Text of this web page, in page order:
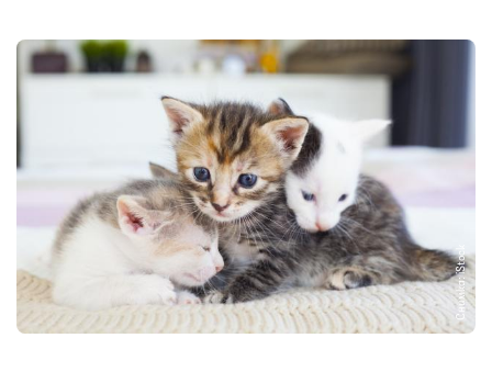
Снимка: iStock